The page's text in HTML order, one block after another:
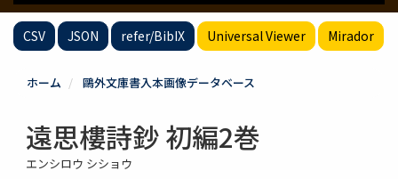
CSV JSON refer/BibIX Universal Viewer Mirador
ホーム 鷗外文庫書入本画像データベース
遠思樓詩鈔 初編2巻
エンシロウ シショウ